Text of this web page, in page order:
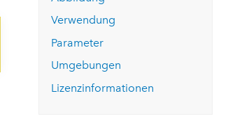
aktivieren Sie eine kostenfreie Testversion.
erkunden
Den Kurs erkunden
Die Story lesenVerwendung
Parameter
Umgebungen
Lizenzinformationen